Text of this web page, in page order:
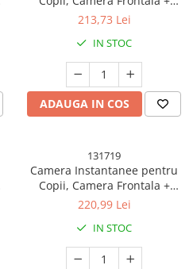
Selfie, cu Functie de Printare,
Compatibil iOS/Android,
Imprimare APP, Model Bunny,
Roz
213,73 Lei
IN STOC
ADAUGA IN COS
131719
Camera Instantanee pentru
Copii, Camera Frontala +
Selfie, cu Functie de Printare,
Compatibil iOS/Android,
Imprimare APP, Model Pisica
Smiley Face, Roz
220,99 Lei
IN STOC